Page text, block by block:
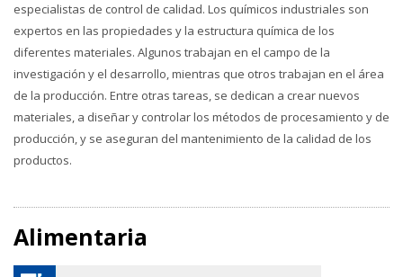
especialistas de control de calidad. Los químicos industriales son
expertos en las propiedades y la estructura química de los
diferentes materiales. Algunos trabajan en el campo de la
investigación y el desarrollo, mientras que otros trabajan en el área
de la producción. Entre otras tareas, se dedican a crear nuevos
materiales, a diseñar y controlar los métodos de procesamiento y de
producción, y se aseguran del mantenimiento de la calidad de los
productos.
Alimentaria